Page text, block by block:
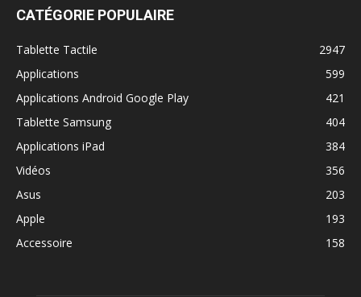
CATÉGORIE POPULAIRE
Tablette Tactile
2947
Applications
599
Applications Android Google Play
421
Tablette Samsung
404
Applications iPad
384
Vidéos
356
Asus
203
Apple
193
Accessoire
158